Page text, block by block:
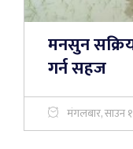
मनसुन
गर्न सहज
मंगलबार, साउन